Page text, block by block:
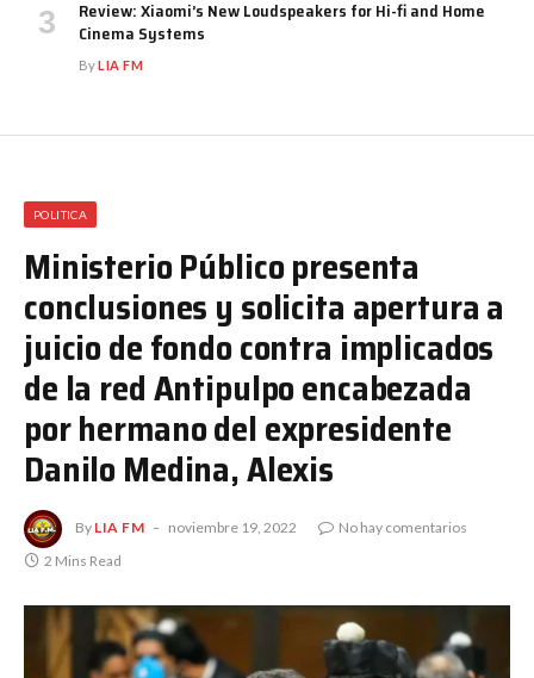
Review: Xiaomi’s New Loudspeakers for Hi-fi and Home
Cinema Systems
ByLIA FM
POLITICA
Ministerio Público presenta
conclusiones y solicita apertura a
juicio de fondo contra implicados
de la red Antipulpo encabezada
por hermano del expresidente
Danilo Medina, Alexis
By LIA FM noviembre 19, 2022
No hay comentarios
2 Mins Read